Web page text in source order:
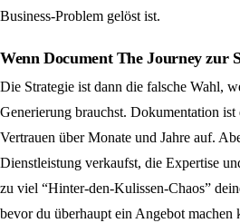
Business-Problem gelöst ist.
Wenn Document The Journey zur
Die Strategie ist dann die falsche Wahl,
Generierung brauchst. Dokumentation
Vertrauen über Monate und Jahre auf.
Dienstleistung verkaufst, die Expertise
zu viel “Hinter-den-Kulissen-Chaos”
bevor du überhaupt ein Angebot machen